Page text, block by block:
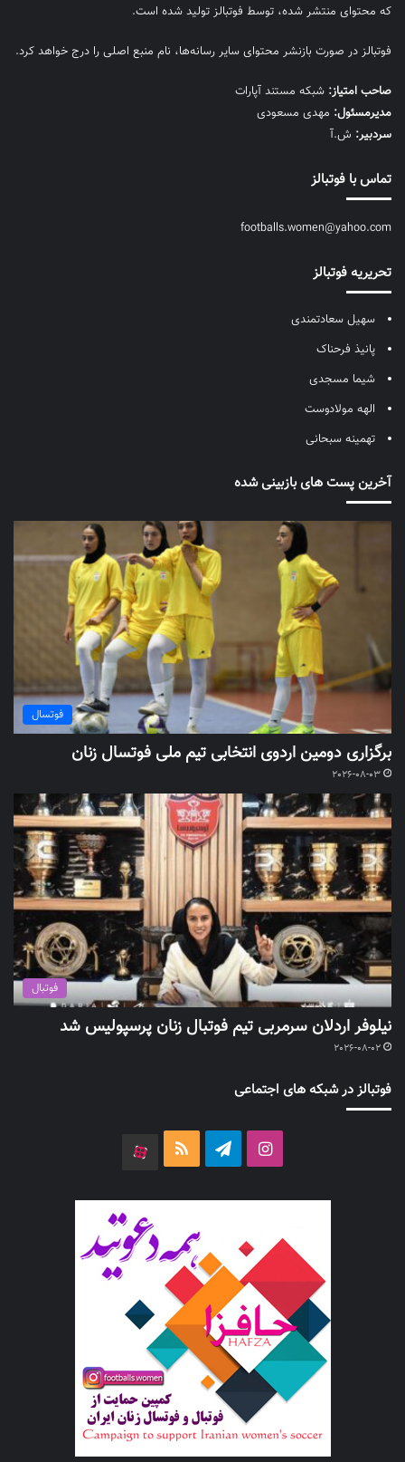
که محتوای منتشر شده، توسط فوتبالز تولید شده است.
فوتبالز در صورت بازنشر محتوای سایر رسانه‌ها، نام منبع اصلی را درج خواهد کرد.
صاحب امتیاز: شبکه مستند آپارات
مديرمسئول: مهدی مسعودی
سردبیر: ش.آ
تماس با فوتبالز
footballs.women@yahoo.com
تحریریه فوتبالز
سهیل سعادتمندی
پانیذ فرحناک
شیما مسجدی
الهه مولادوست
تهمینه سبحانی
آخرین پست های بازبینی شده
فوتسال
برگزاری دومین اردوی انتخابی تیم ملی فوتسال زنان
2026-08-03
فوتبال
نیلوفر اردلان سرمربی تیم فوتبال زنان پرسپولیس شد
2026-08-02
فوتبالز در شبکه های اجتماعی
اینستاگرامتلگرام خوراک